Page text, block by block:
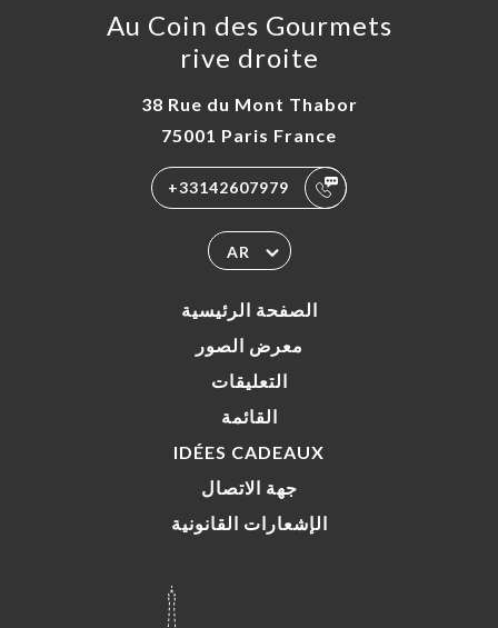
Au Coin des Gourmets
rive droite
38 Rue du Mont Thabor
75001 Paris France
+33142607979
AR
الصفحة الرئيسية
معرض الصور
التعليقات
القائمة
IDÉES CADEAUX
جهة الاتصال
الإشعارات القانونية